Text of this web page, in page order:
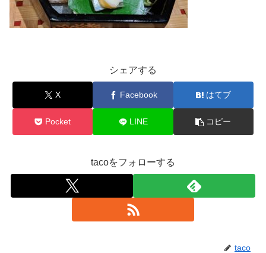
シェアする
X Facebook はてブ
Pocket LINE コピー
tacoをフォローする
taco